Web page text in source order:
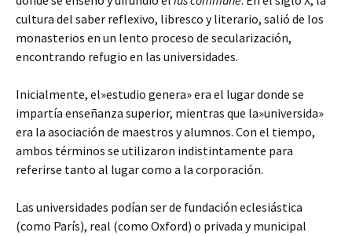
cultura del saber reflexivo, libresco y literario, salió de los
monasterios en un lento proceso de secularización,
encontrando refugio en las universidades.
Inicialmente, el»estudio genera» era el lugar donde se
impartía enseñanza superior, mientras que la»universida»
era la asociación de maestros y alumnos. Con el tiempo,
ambos términos se utilizaron indistintamente para
referirse tanto al lugar como a la corporación.
Las universidades podían ser de fundación eclesiástica
(como París), real (como Oxford) o privada y municipal